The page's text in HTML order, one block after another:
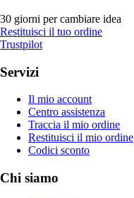
30 giorni per cambiare idea
Restituisci il tuo ordine
Trustpilot
Servizi
Il mio account
Centro assistenza
Traccia il mio ordine
Restituisci il mio ordine
Codici sconto
Chi siamo